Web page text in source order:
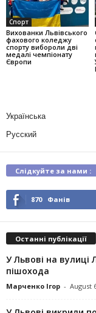
Спорт
Вихованки Львівського
фахового коледжу
спорту вибороли дві
медалі чемпіонату
Європи
Українська
Русский
Слідкуйте за нами :
870 Фанів
Останні публікації
У Львові на вулиці
пішохода
Марченко Ігор - August